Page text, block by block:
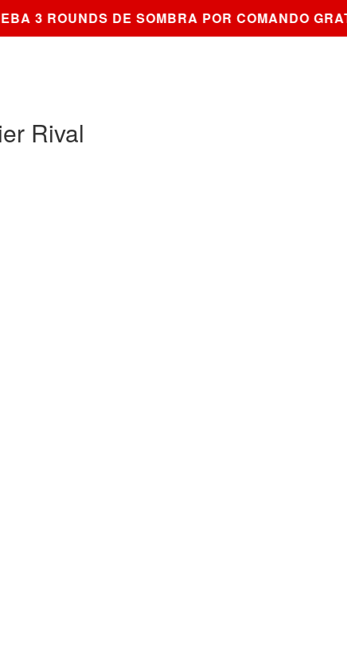
3 ROUNDS DE SOMBRA POR COMANDO
Rival